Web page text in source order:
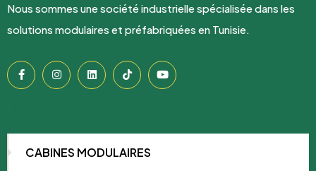
Nous sommes une société industrielle spécialisée dans les
solutions modulaires et préfabriquées en Tunisie.
CABINES MODULAIRES